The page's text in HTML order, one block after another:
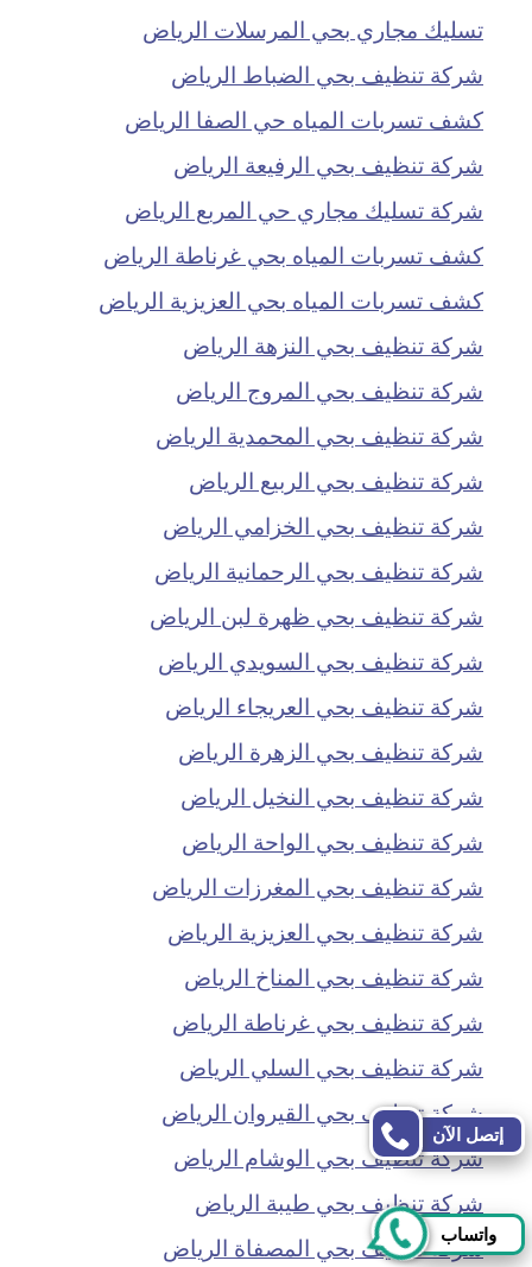
تسليك مجاري بحي المرسلات الرياض
شركة تنظيف بحي الضباط الرياض
كشف تسربات المياه حي الصفا الرياض
شركة تنظيف بحي الرفيعة الرياض
شركة تسليك مجاري حي المربع الرياض
كشف تسربات المياه بحي غرناطة الرياض
كشف تسربات المياه بحي العزيزية الرياض
شركة تنظيف بحي النزهة الرياض
شركة تنظيف بحي المروج الرياض
شركة تنظيف بحي المحمدية الرياض
شركة تنظيف بحي الربيع الرياض
شركة تنظيف بحي الخزامي الرياض
شركة تنظيف بحي الرحمانية الرياض
شركة تنظيف بحي ظهرة لبن الرياض
شركة تنظيف بحي السويدي الرياض
شركة تنظيف بحي العريجاء الرياض
شركة تنظيف بحي الزهرة الرياض
شركة تنظيف بحي النخيل الرياض
شركة تنظيف بحي الواحة الرياض
شركة تنظيف بحي المغرزات الرياض
شركة تنظيف بحي العزيزية الرياض
شركة تنظيف بحي المناخ الرياض
شركة تنظيف بحي غرناطة الرياض
شركة تنظيف بحي السلي الرياض
شركة تنظيف بحي القيروان الرياض
شركة تنظيف بحي الوشام الرياض
شركة تنظيف بحي طيبة الرياض
شركة تنظيف بحي المصفاة الرياض
إتصل الآن
واتساب